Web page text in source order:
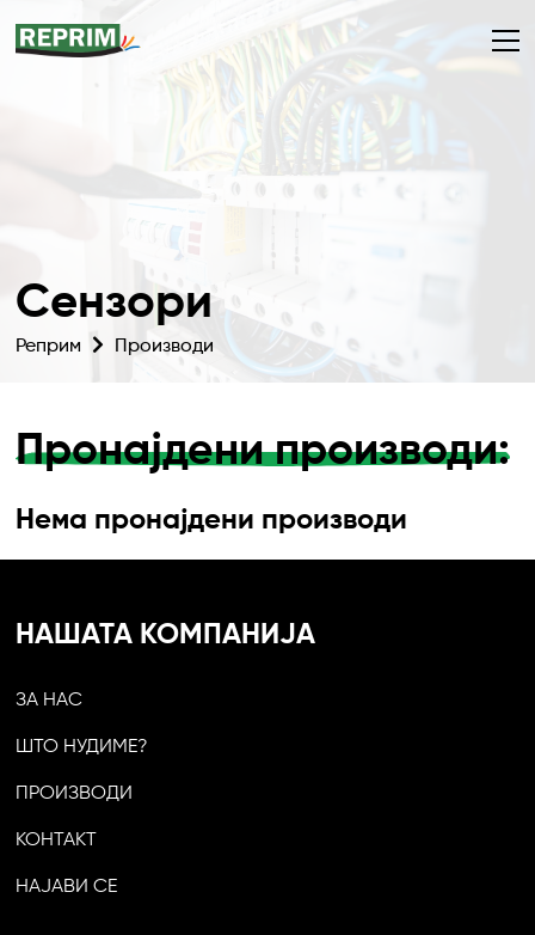
Сензори
Реприм Производи
Пронајдени производи:
Нема пронајдени производи
НАШАТА КОМПАНИЈА
ЗА НАС
ШТО НУДИМЕ?
ПРОИЗВОДИ
КОНТАКТ
НАЈАВИ СЕ